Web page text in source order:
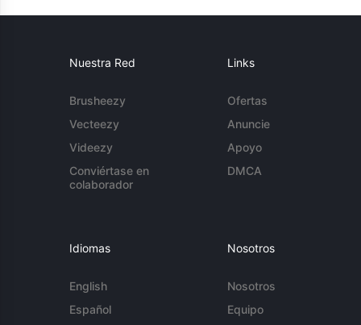
Nuestra Red
Brusheezy
Vecteezy
Videezy
Conviértase en
colaborador
Links
Ofertas
Anuncie
Apoyo
DMCA
Idiomas
English
Español
Nosotros
Nosotros
Equipo